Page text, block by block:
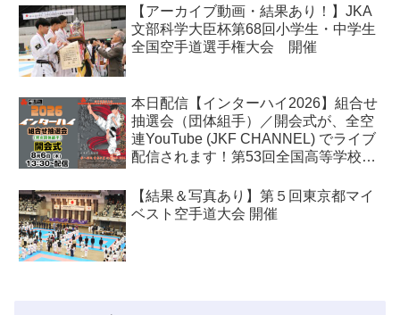
【アーカイブ動画・結果あり！】JKA
文部科学大臣杯第68回小学生・中学生
全国空手道選手権大会 開催
本日配信【インターハイ2026】組合せ
抽選会（団体組手）／開会式が、全空
連YouTube (JKF CHANNEL) でライブ
配信されます！第53回全国高等学校空
【結果＆写真あり】第５回東京都マイ
ベスト空手道大会 開催